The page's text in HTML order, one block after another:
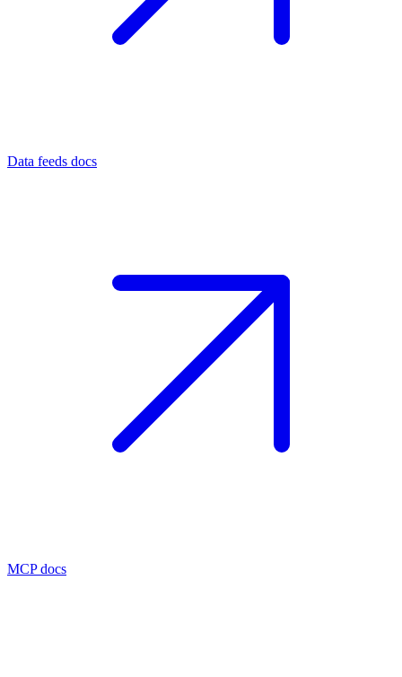
Data feeds docs
MCP docs